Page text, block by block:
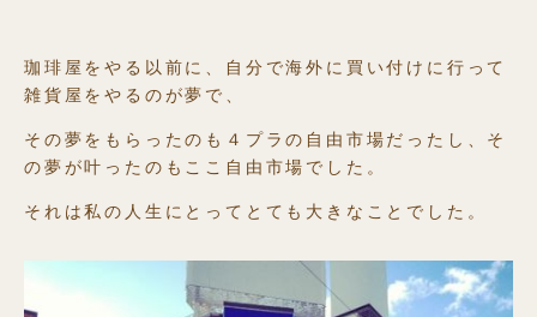
珈琲屋をやる以前に、自分で海外に買い付けに行って
雑貨屋をやるのが夢で、
その夢をもらったのも４プラの自由市場だったし、そ
の夢が叶ったのもここ自由市場でした。
それは私の人生にとってとても大きなことでした。